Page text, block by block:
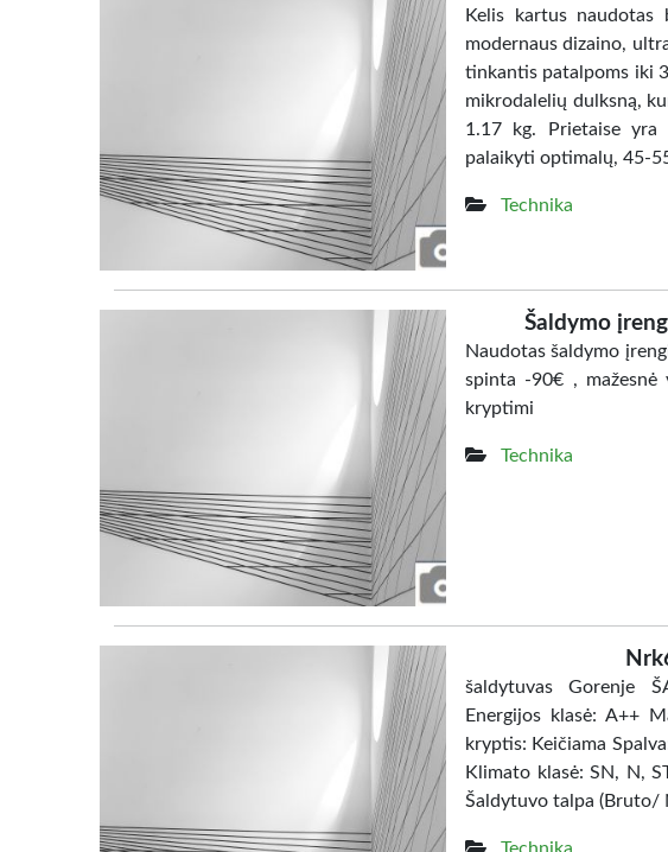
Kelis kartus
modernaus dizaino,
tinkantis patalpoms iki
mikrodalelių dulksną,
1.17 kg. Prietaise yra
palaikyti optimalų, 45-
Technika
Šaldymo
Naudotas šaldymo
spinta -90€ , mažesnė
kryptimi
Technika
šaldytuvas Gorenje
Energijos klasė: A++
kryptis: Keičiama
Klimato klasė: SN, N,
Šaldytuvo talpa (Bruto/